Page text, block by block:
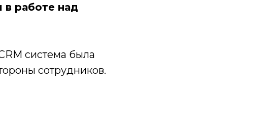
в работе над
система была
сотрудников.